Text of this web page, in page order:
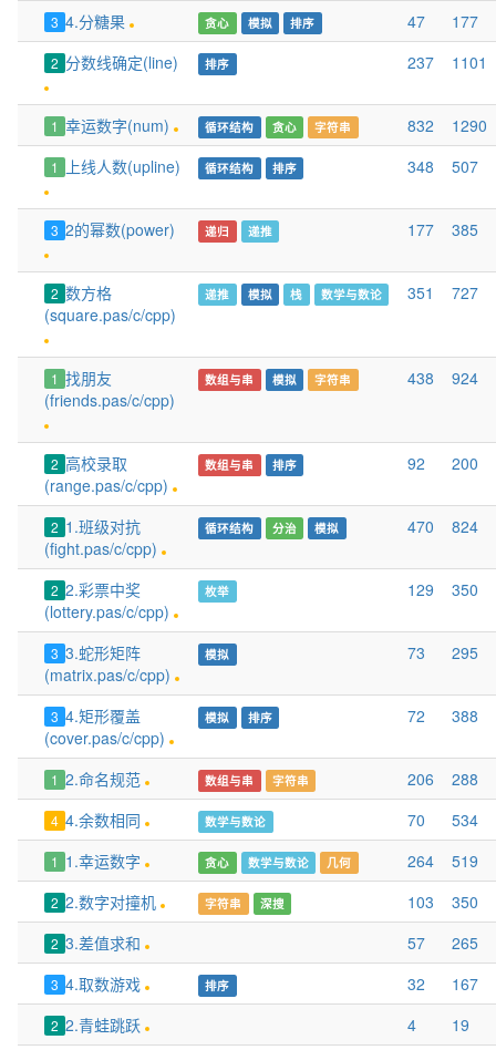
3 4.分糖果 贪心 模拟 排序 47 177
2 分数线确定(line) 排序 237 1101
1 幸运数字(num) 循环结构 贪心 字符串 832 1290
1 上线人数(upline) 循环结构 排序 348 507
3 2的幂数(power) 递归 递推 177 385
2 数方格
(square.pas/c/cpp)
递推 模拟 栈 数学与数论 351 727
1 找朋友
(friends.pas/c/cpp)
数组与串 模拟 字符串 438 924
2 高校录取
(range.pas/c/cpp)
数组与串 排序 92 200
2 1.班级对抗
(fight.pas/c/cpp)
循环结构 分治 模拟 470 824
2 2.彩票中奖
(lottery.pas/c/cpp)
枚举 129 350
3 3.蛇形矩阵
(matrix.pas/c/cpp)
模拟 73 295
3 4.矩形覆盖
(cover.pas/c/cpp)
模拟 排序 72 388
1 2.命名规范 数组与串 字符串 206 288
4 4.余数相同 数学与数论 70 534
1 1.幸运数字 贪心 数学与数论 几何 264 519
2 2.数字对撞机 字符串 深搜 103 350
2 3.差值求和 57 265
3 4.取数游戏 排序 32 167
2 2.青蛙跳跃 4 19